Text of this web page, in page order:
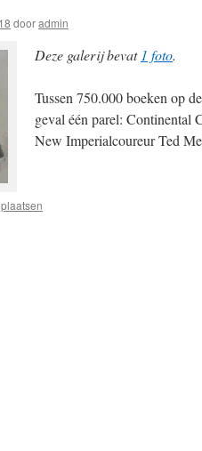
dooradmin
Deze galerij bevat 1 foto.
Tussen 750.000 boeken op
geval één parel: Continental
New Imperialcoureur Ted